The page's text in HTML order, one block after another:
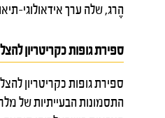
הֶרג, שלה ערך אידאולוגי-
ספירת גופות כקריטריון
ספירת גופות כקריטריון
התסמונות הבעייתיות של